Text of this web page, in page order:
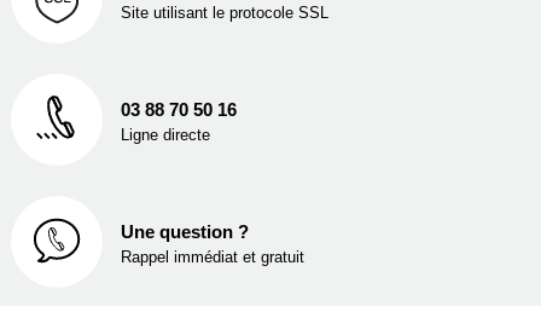
Site utilisant le protocole SSL
03 88 70 50 16
Ligne directe
Une question ?
Rappel immédiat et gratuit